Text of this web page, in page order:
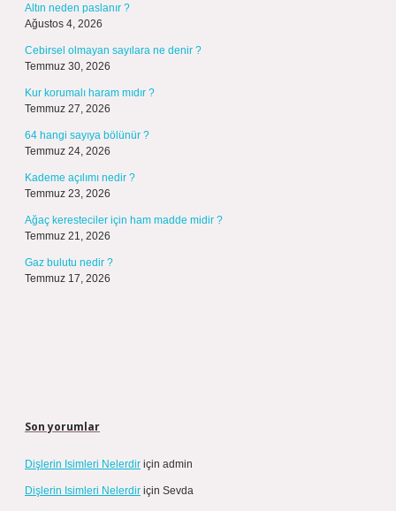
Altın neden paslanır ?
Ağustos 4, 2026
Cebirsel olmayan sayılara ne denir ?
Temmuz 30, 2026
Kur korumalı haram mıdır ?
Temmuz 27, 2026
64 hangi sayıya bölünür ?
Temmuz 24, 2026
Kademe açılımı nedir ?
Temmuz 23, 2026
Ağaç keresteciler için ham madde midir ?
Temmuz 21, 2026
Gaz bulutu nedir ?
Temmuz 17, 2026
Son yorumlar
Dişlerin Isimleri Nelerdir için admin
Dişlerin Isimleri Nelerdir için Sevda